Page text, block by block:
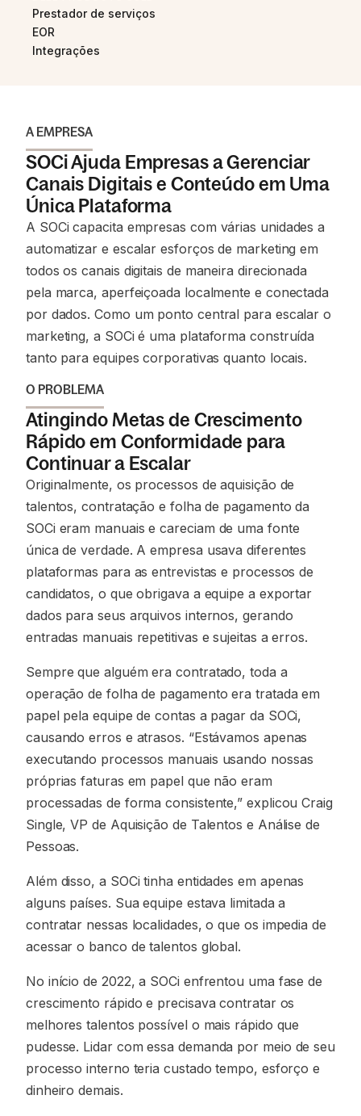
Prestador de serviços
EOR
Integrações
A EMPRESA
SOCi Ajuda Empresas a Gerenciar
Canais Digitais e Conteúdo em Uma
Única Plataforma
A SOCi capacita empresas com várias unidades a
automatizar e escalar esforços de marketing em
todos os canais digitais de maneira direcionada
pela marca, aperfeiçoada localmente e conectada
por dados. Como um ponto central para escalar o
marketing, a SOCi é uma plataforma construída
tanto para equipes corporativas quanto locais.
O PROBLEMA
Atingindo Metas de Crescimento
Rápido em Conformidade para
Continuar a Escalar
Originalmente, os processos de aquisição de
talentos, contratação e folha de pagamento da
SOCi eram manuais e careciam de uma fonte
única de verdade. A empresa usava diferentes
plataformas para as entrevistas e processos de
candidatos, o que obrigava a equipe a exportar
dados para seus arquivos internos, gerando
entradas manuais repetitivas e sujeitas a erros.
Sempre que alguém era contratado, toda a
operação de folha de pagamento era tratada em
papel pela equipe de contas a pagar da SOCi,
causando erros e atrasos. “Estávamos apenas
executando processos manuais usando nossas
próprias faturas em papel que não eram
processadas de forma consistente,” explicou Craig
Single, VP de Aquisição de Talentos e Análise de
Pessoas.
Além disso, a SOCi tinha entidades em apenas
alguns países. Sua equipe estava limitada a
contratar nessas localidades, o que os impedia de
acessar o banco de talentos global.
No início de 2022, a SOCi enfrentou uma fase de
crescimento rápido e precisava contratar os
melhores talentos possível o mais rápido que
pudesse. Lidar com essa demanda por meio de seu
processo interno teria custado tempo, esforço e
dinheiro demais.